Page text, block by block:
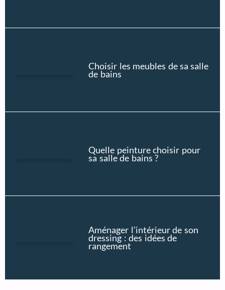
Choisir les meubles de sa salle
de bains
Quelle peinture choisir pour
sa salle de bains ?
Aménager l’intérieur de son
dressing : des idées de
rangement